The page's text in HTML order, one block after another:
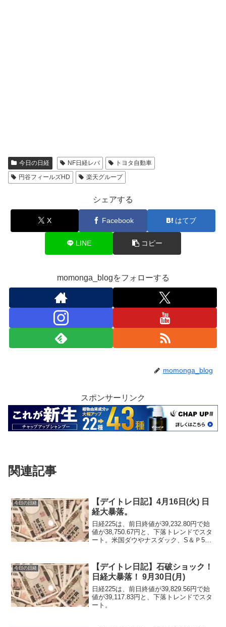
今日の日経 NF日経レバ
トヨタ自動車
円谷フィールズHD
楽天グループ
シェアする
X Facebook はてブ
LINE コピー
momonga_blogをフォローする
momonga_blog
スポンサーリンク
関連記事
今日の日経
【デイトレ日記】4月16日(火) 日
経大暴落。
日経225は、前日終値が39,232.80円で始
値が38,750.67円と、下落トレンドでスタ
ート。米国ダウやナスダック、S＆Ｐ500
するなど、今月に入って絶不調のアメリ
カ市場。
今日の日経
【デイトレ日記】石破ショック！
日経大暴落！ 9月30日(月)
日経225は、前日終値が39,829.56円で始
値が39,117.83円と、下落トレンドでスタ
ート。